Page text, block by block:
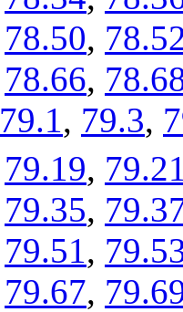
78.50,
78.66,
79.1, 79.3,
79.19, 79.21
79.35,
79.51,
79.67,